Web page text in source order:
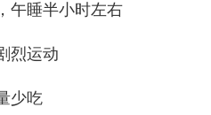
午睡半小时左右
烈运动
少吃